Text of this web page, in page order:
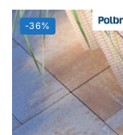
-36%